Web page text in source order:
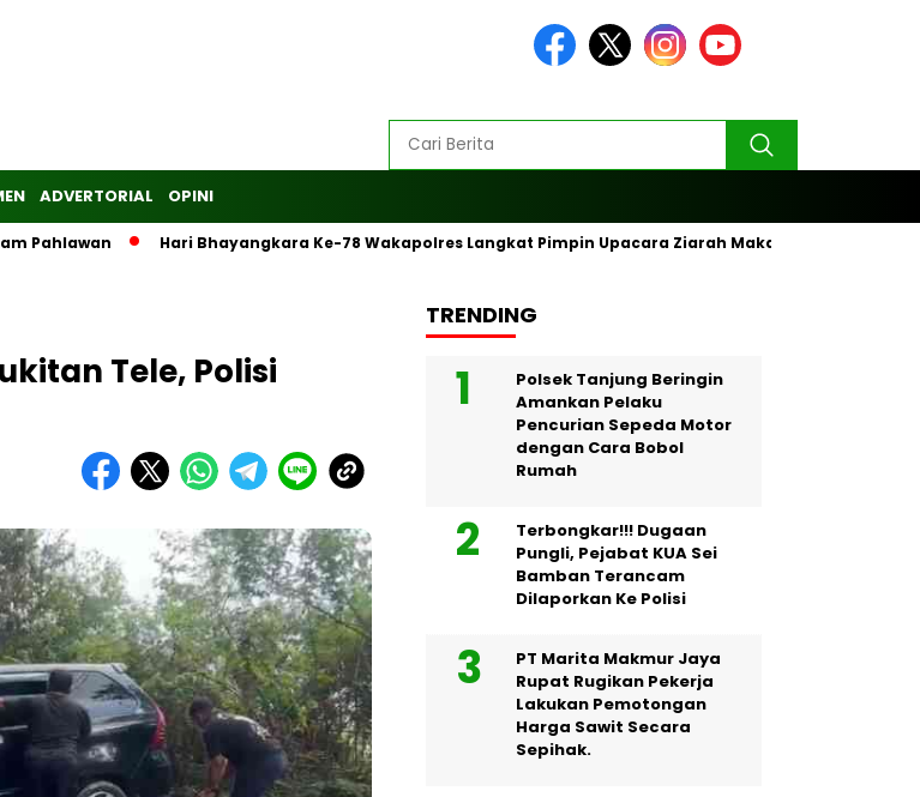
ADVERTORIAL OPINI
Pahlawan Hari Bhayangkara Ke-78 Wakapolres Langkat Pimpin Upacara Ziarah Makam Pahlawan
Tele, Polisi
TRENDING
Polsek Tanjung Beringin
Amankan Pelaku
Pencurian Sepeda Motor
dengan Cara Bobol
Rumah
Terbongkar!!! Dugaan
Pungli, Pejabat KUA Sei
Bamban Terancam
Dilaporkan Ke Polisi
PT Marita Makmur Jaya
Rupat Rugikan Pekerja
Lakukan Pemotongan
Harga Sawit Secara
Sepihak.